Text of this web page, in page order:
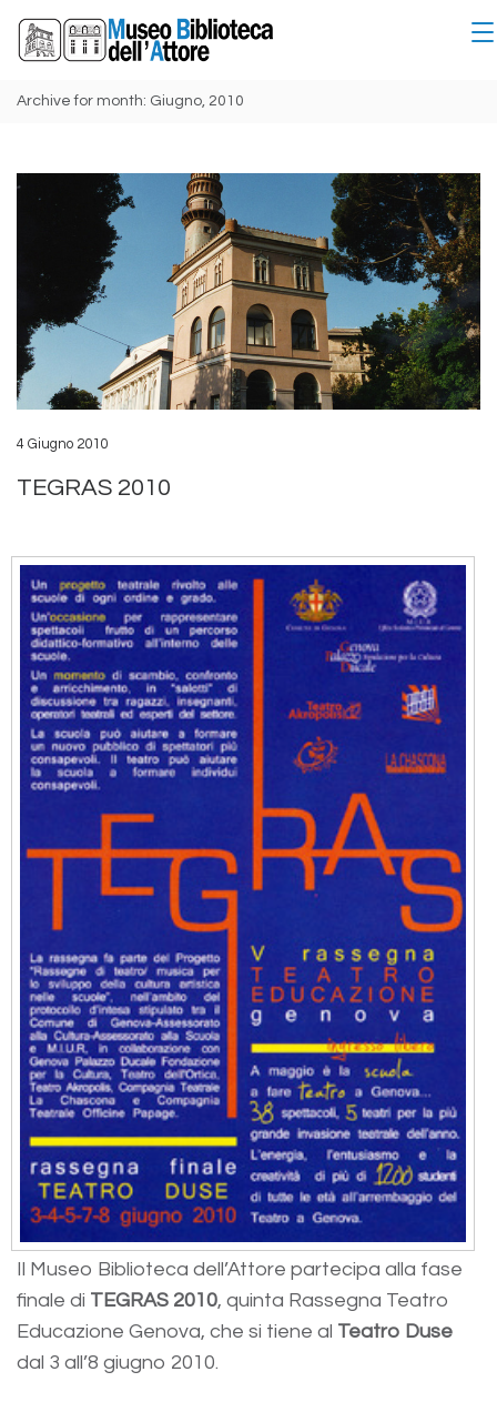
Archive for month: Giugno, 2010
4 Giugno 2010
TEGRAS 2010
Il Museo Biblioteca dell’Attore partecipa alla fase
finale di TEGRAS 2010, quinta Rassegna Teatro
Educazione Genova, che si tiene al Teatro Duse
dal 3 all’8 giugno 2010.